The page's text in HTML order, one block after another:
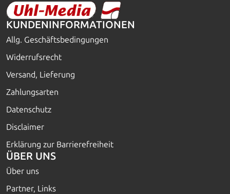
KUNDENINFORMATIONEN
Allg. Geschäftsbedingungen
Widerrufsrecht
Versand, Lieferung
Zahlungsarten
Datenschutz
Disclaimer
Erklärung zur Barrierefreiheit
ÜBER UNS
Über uns
Partner, Links